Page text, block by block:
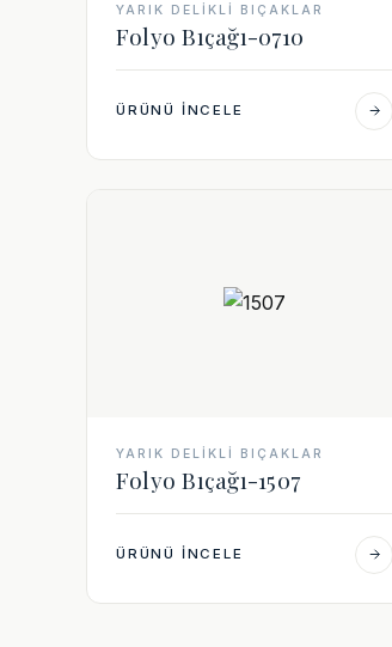
YARIK DELIKLI BIÇAKLAR
Folyo Bıçağı-0710
ÜRÜNÜ İNCELE
YARIK DELIKLI BIÇAKLAR
Folyo Bıçağı-1507
ÜRÜNÜ İNCELE